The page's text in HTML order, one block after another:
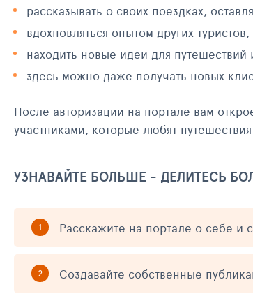
рассказывать о своих поездках,
вдохновляться опытом других туристов,
находить новые идеи для путешествий
здесь можно даже получать новых
После авторизации на портале вам
участниками, которые любят
УЗНАВАЙТЕ БОЛЬШЕ - ДЕЛИТЕСЬ
Расскажите на портале о себе и
Создавайте собственные